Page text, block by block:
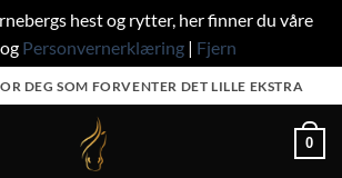
hest og rytter, her finner du våre
Personvernerklæring| Fjern
DEG SOM FORVENTER DET LILLE EKSTRA
0